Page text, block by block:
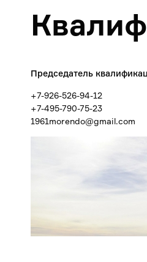
Председатель
+7-926-526-94-12
+7-495-790-75-23
1961morendo@gmail.com